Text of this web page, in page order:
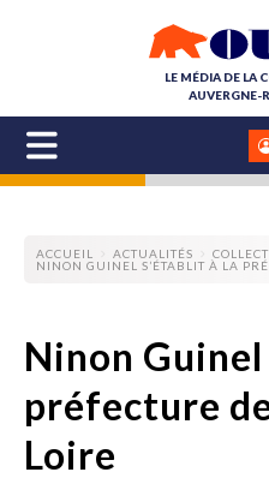
LE MÉDIA DE LA
AUVERGNE-
ACCUEIL ACTUALITÉS
NINON GUINEL S’ÉTABLIT À LA
Ninon Guinel
préfecture
Loire